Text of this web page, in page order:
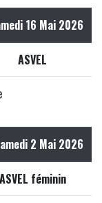
16 Mai 2026
ASVEL
2 Mai 2026
ASVEL féminin